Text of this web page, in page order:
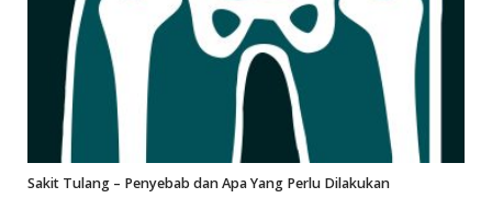
Sakit Tulang – Penyebab dan Apa Yang Perlu Dilakukan